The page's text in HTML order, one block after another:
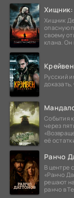
Хищник:
Хищник
опасную
своему
клана. Он
Русский
События
через
её
Ранчо
В центре
«Ранчо
решают
ранчо в